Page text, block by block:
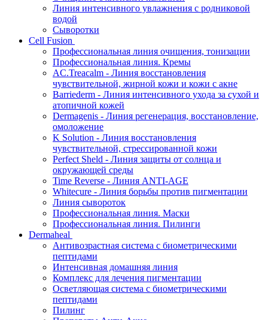
Линия интенсивного увлажнения с родниковой
водой
Сыворотки
Cell Fusion
Профессиональная линия очищения, тонизации
Профессиональная линия. Кремы
AC.Treacalm - Линия восстановления
чувствительной, жирной кожи и кожи с акне
Barriederm - Линия интенсивного ухода за сухой и
атопичной кожей
Dermagenis - Линия регенерация, восстановление,
омоложение
K Solution - Линия восстановления
чувствительной, стрессированной кожи
Perfect Sheld - Линия защиты от солнца и
окружающей среды
Time Reverse - Линия ANTI-AGE
Whitecure - Линия борьбы против пигментации
Линия сывороток
Профессиональная линия. Маски
Профессиональная линия. Пилинги
Dermaheal
Антивозрастная система с биометрическими
пептидами
Интенсивная домашняя линия
Комплекс для лечения пигментации
Осветляющая система с биометрическими
пептидами
Пилинг